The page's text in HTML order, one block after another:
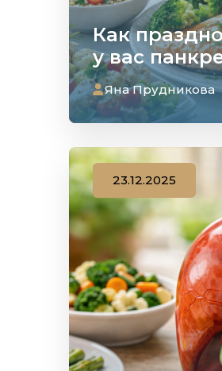
Как
у вас
Яна Прудникова
23.12.2025